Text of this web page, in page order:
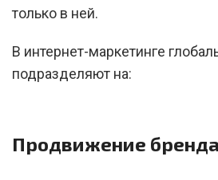
только в ней.
В интернет-маркетинге
подразделяют на:
Продвижение бренда